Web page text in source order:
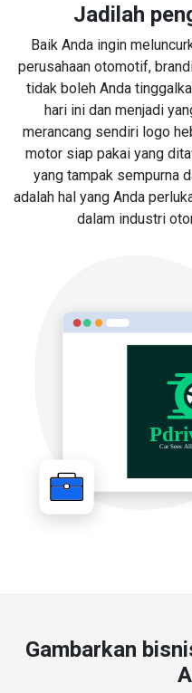
Jadilah
Baik Anda ingin
perusahaan otomotif,
tidak boleh Anda
hari ini dan menjadi
merancang sendiri logo
motor siap pakai yang
yang tampak sempurna
adalah hal yang Anda
dalam industri
Gambarkan